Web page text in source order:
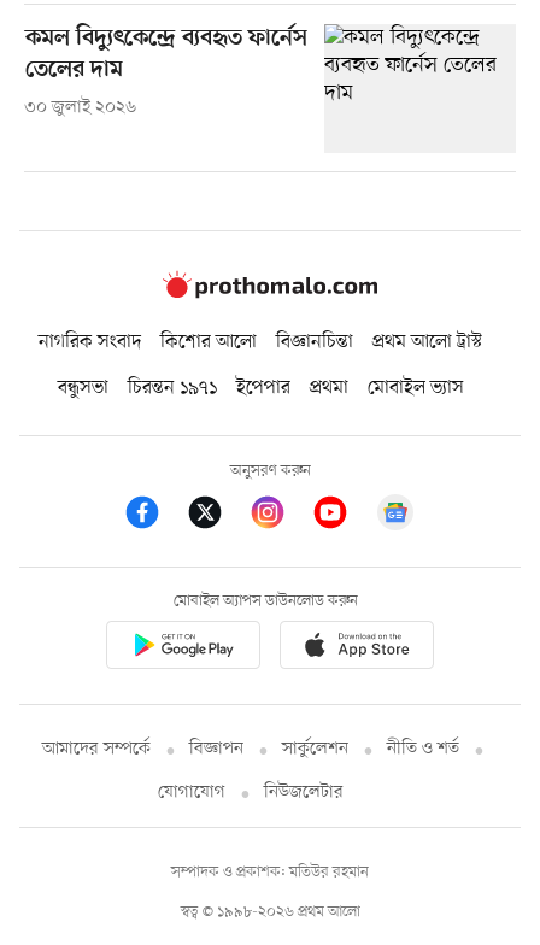
কমল বিদ্যুৎকেন্দ্রে ব্যবহৃত ফার্নেস
তেলের দাম
৩০ জুলাই ২০২৬
নাগরিক সংবাদ কিশোর আলো বিজ্ঞানচিন্তা
প্রথম আলো ট্রাস্ট
বন্ধুসভা
চিরন্তন ১৯৭১ ইপেপার প্রথমা মোবাইল ভ্যাস
অনুসরণ করুন
মোবাইল অ্যাপস ডাউনলোড করুন
আমাদের সম্পর্কে বিজ্ঞাপন সার্কুলেশন
নীতি ও শর্ত
যোগাযোগ
নিউজলেটার
স্বত্ব © ১৯৯৮-২০২৬ প্রথম আলো
সম্পাদক ও প্রকাশক: মতিউর রহমান